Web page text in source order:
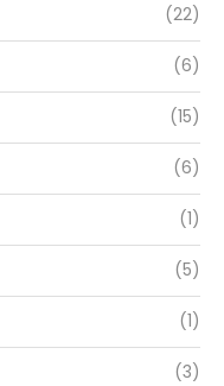
(22)
(6)
(15)
(6)
(1)
(5)
(1)
(3)